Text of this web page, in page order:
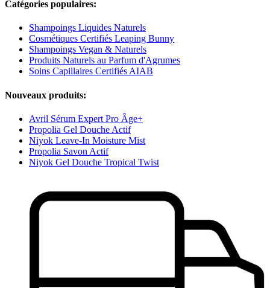
Catégories populaires:
Shampoings Liquides Naturels
Cosmétiques Certifiés Leaping Bunny
Shampoings Vegan & Naturels
Produits Naturels au Parfum d'Agrumes
Soins Capillaires Certifiés AIAB
Nouveaux produits:
Avril Sérum Expert Pro Âge+
Propolia Gel Douche Actif
Niyok Leave-In Moisture Mist
Propolia Savon Actif
Niyok Gel Douche Tropical Twist